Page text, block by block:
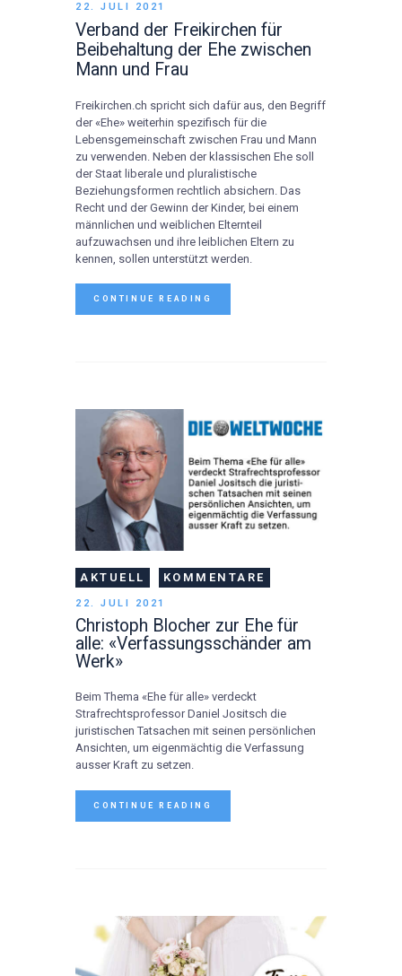
22. JULI 2021
Verband der Freikirchen für
Beibehaltung der Ehe zwischen
Mann und Frau
Freikirchen.ch spricht sich dafür aus, den Begriff
der «Ehe» weiterhin spezifisch für die
Lebensgemeinschaft zwischen Frau und Mann
zu verwenden. Neben der klassischen Ehe soll
der Staat liberale und pluralistische
Beziehungsformen rechtlich absichern. Das
Recht und der Gewinn der Kinder, bei einem
männlichen und weiblichen Elternteil
aufzuwachsen und ihre leiblichen Eltern zu
kennen, sollen unterstützt werden.
CONTINUE READING
AKTUELL KOMMENTARE
22. JULI 2021
Christoph Blocher zur Ehe für
alle: «Verfassungsschänder am
Werk»
Beim Thema «Ehe für alle» verdeckt
Strafrechtsprofessor Daniel Jositsch die
juristischen Tatsachen mit seinen persönlichen
Ansichten, um eigenmächtig die Verfassung
ausser Kraft zu setzen.
CONTINUE READING